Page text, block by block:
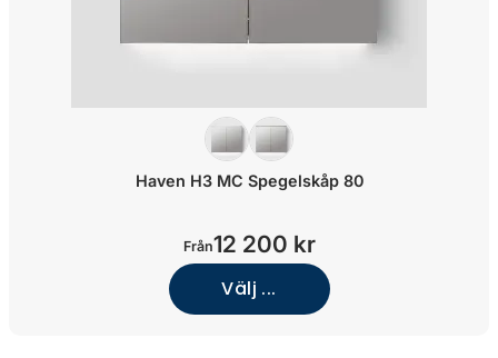
Haven H3 MC Spegelskåp 80
Från12 200 kr
Välj ...